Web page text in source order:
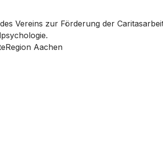
Vereins zur Förderung der
Aachen